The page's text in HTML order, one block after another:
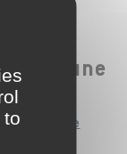
to
commune
dureté de